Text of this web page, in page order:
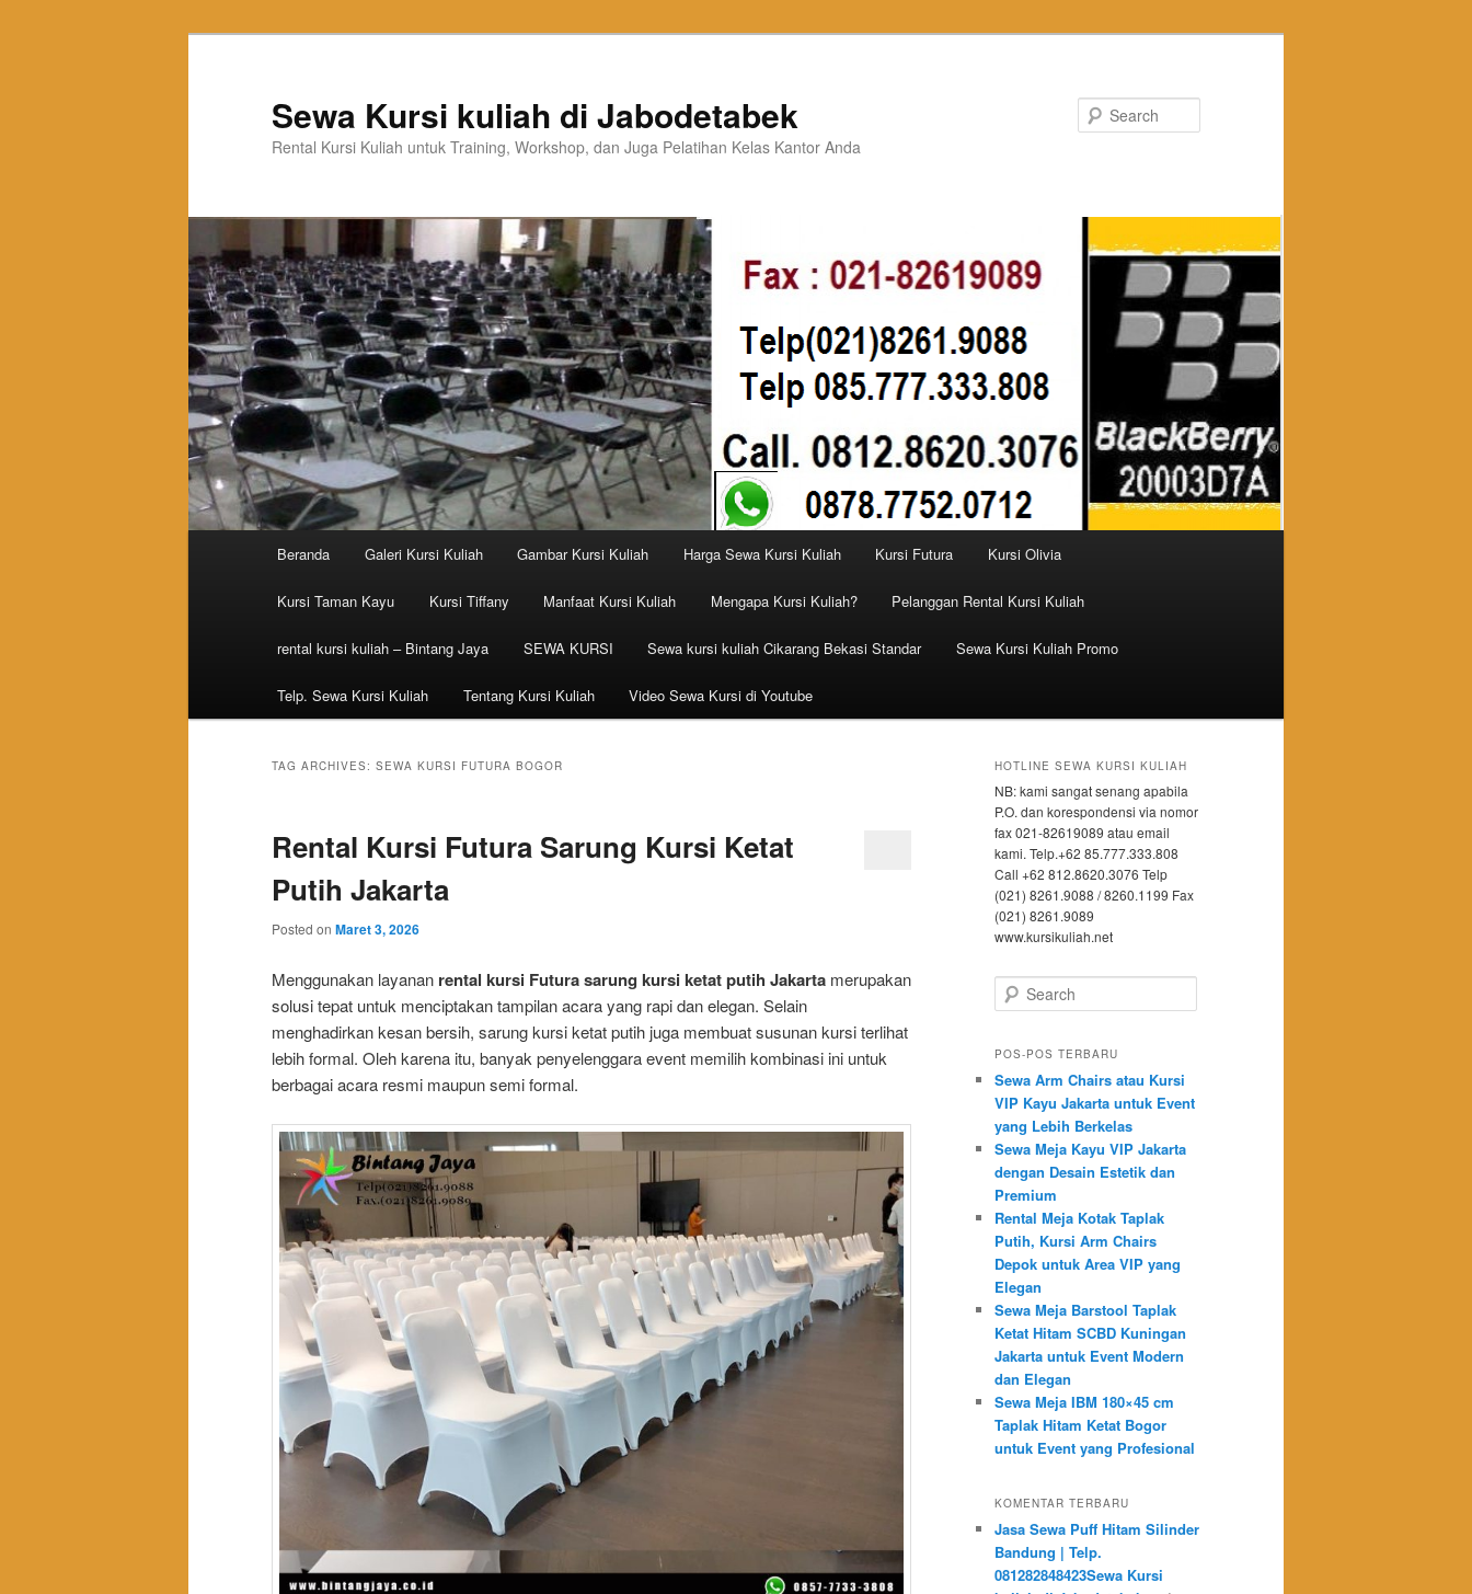
Sewa Kursi kuliah di Jabodetabek
Rental Kursi Kuliah untuk Training, Workshop, dan Juga Pelatihan Kelas Kantor Anda
Skip to primary content
Skip to secondary content
Beranda Galeri Kursi Kuliah Gambar Kursi Kuliah Harga Sewa Kursi Kuliah Kursi Futura Kursi Olivia
Kursi Taman Kayu Kursi Tiffany Manfaat Kursi Kuliah Mengapa Kursi Kuliah? Pelanggan Rental Kursi Kuliah
rental kursi kuliah – Bintang Jaya SEWA KURSI Sewa kursi kuliah Cikarang Bekasi Standar Sewa Kursi Kuliah Promo
Telp. Sewa Kursi Kuliah Tentang Kursi Kuliah Video Sewa Kursi di Youtube
TAG ARCHIVES: SEWA KURSI FUTURA BOGOR
Rental Kursi Futura Sarung Kursi Ketat
Putih Jakarta
Posted on Maret 3, 2026
Menggunakan layanan rental kursi Futura sarung kursi ketat putih Jakarta merupakan
solusi tepat untuk menciptakan tampilan acara yang rapi dan elegan. Selain
menghadirkan kesan bersih, sarung kursi ketat putih juga membuat susunan kursi terlihat
lebih formal. Oleh karena itu, banyak penyelenggara event memilih kombinasi ini untuk
berbagai acara resmi maupun semi formal.
HOTLINE SEWA KURSI KULIAH
NB: kami sangat senang apabila
P.O. dan korespondensi via nomor
fax 021-82619089 atau email
kami. Telp.+62 85.777.333.808
Call +62 812.8620.3076 Telp
(021) 8261.9088 / 8260.1199 Fax
(021) 8261.9089
www.kursikuliah.net
Search
POS-POS TERBARU
Sewa Arm Chairs atau Kursi
VIP Kayu Jakarta untuk Event
yang Lebih Berkelas
Sewa Meja Kayu VIP Jakarta
dengan Desain Estetik dan
Premium
Rental Meja Kotak Taplak
Putih, Kursi Arm Chairs
Depok untuk Area VIP yang
Elegan
Sewa Meja Barstool Taplak
Ketat Hitam SCBD Kuningan
Jakarta untuk Event Modern
dan Elegan
Sewa Meja IBM 180×45 cm
Taplak Hitam Ketat Bogor
untuk Event yang Profesional
KOMENTAR TERBARU
Jasa Sewa Puff Hitam Silinder
Bandung | Telp.
081282848423Sewa Kursi